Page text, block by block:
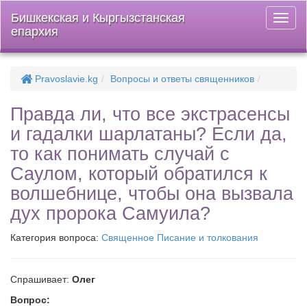
меню
Бишкекская и Кыргызстанская
епархия
Pravoslavie.kg Вопросы и ответы священников
Правда ли, что все экстрасенсы
и гадалки шарлатаны? Если да,
то как понимать случай с
Саулом, который обратился к
волшебнице, чтобы она вызвала
дух пророка Самуила?
Категория вопроса: Священное Писание и толкования
Спрашивает: Олег
Вопрос: